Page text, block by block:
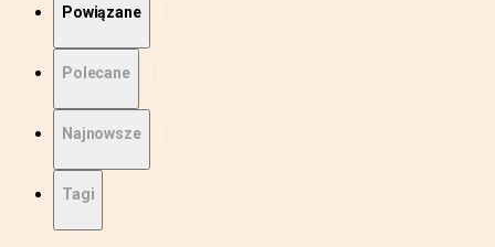
Powiązane
Polecane
Najnowsze
Tagi